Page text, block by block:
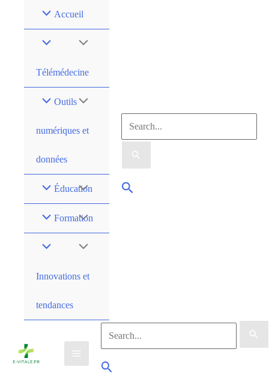
Accueil
Télémédecine
Outils
numériques et
données
Éducation
Formation
Innovations et
tendances